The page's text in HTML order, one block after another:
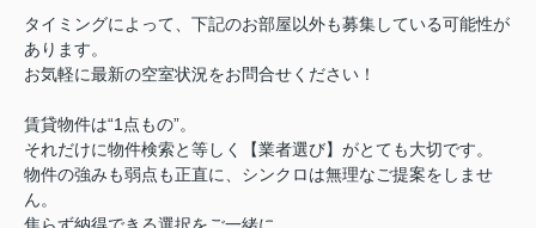
タイミングによって、下記のお部屋以外も募集している可能性が
あります。
お気軽に最新の空室状況をお問合せください！
賃貸物件は“1点もの”。
それだけに物件検索と等しく【業者選び】がとても大切です。
物件の強みも弱点も正直に、シンクロは無理なご提案をしませ
ん。